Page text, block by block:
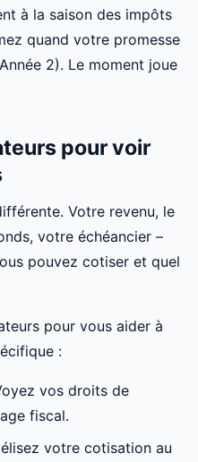
à la saison des impôts
quand votre promesse
2). Le moment joue
pour voir
Votre revenu, le
votre échéancier –
pouvez cotiser et quel
pour vous aider à
:
vos droits de
fiscal.
votre cotisation au